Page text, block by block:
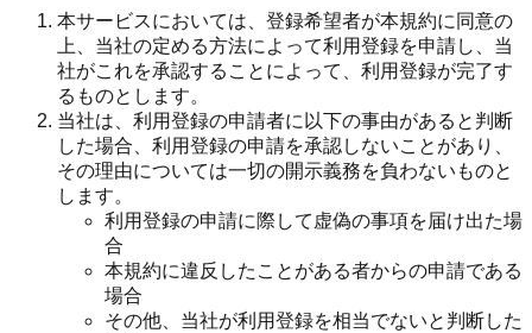
本サービスにおいては、登録希望者が本規約に同意の
上、当社の定める方法によって利用登録を申請し、当
社がこれを承認することによって、利用登録が完了す
るものとします。
当社は、利用登録の申請者に以下の事由があると判断
した場合、利用登録の申請を承認しないことがあり、
その理由については一切の開示義務を負わないものと
します。
利用登録の申請に際して虚偽の事項を届け出た場
合
本規約に違反したことがある者からの申請である
場合
その他、当社が利用登録を相当でないと判断した